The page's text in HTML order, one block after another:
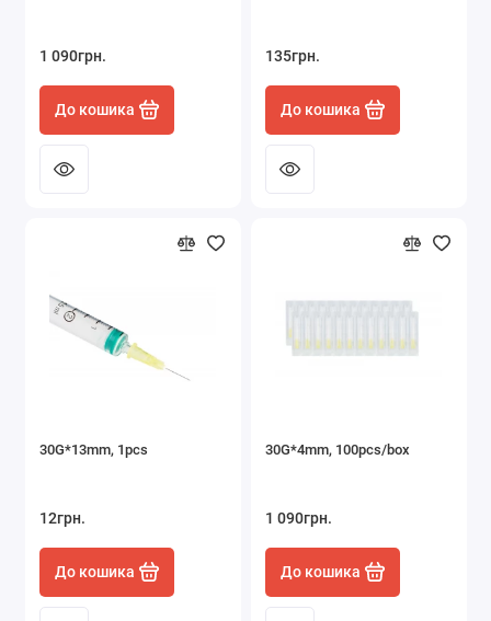
Покраска волосся
1 090грн.
До кошика
135грн.
До кошика
30G*13mm, 1pcs
12грн.
До кошика
30G*4mm, 100pcs/box
1 090грн.
До кошика